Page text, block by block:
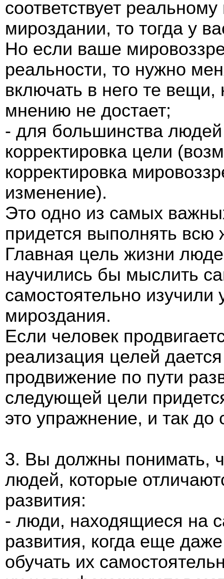
соответствует
мироздании, то тогда у
Но если ваше
реальности, то нужно
включать в него те
мнению не достает;
- для большинства
корректировка цели
корректировка
изменение).
Это одно из самых
придется выполнять
Главная цель жизни
научились бы мыслить
самостоятельно изучили
мироздания.
Если человек
реализация целей
продвижение по пути
следующей цели
это упражнение, и так до
3. Вы должны понимать,
людей, которые
развития:
- люди, находящиеся на
развития, когда еще
обучать их